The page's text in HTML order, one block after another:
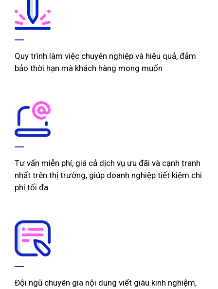
Quy trình làm việc chuyên nghiệp và hiệu quả, đảm
bảo thời hạn mà khách hàng mong muốn
Tư vấn miễn phí, giá cả dịch vụ ưu đãi và cạnh tranh
nhất trên thị trường, giúp doanh nghiệp tiết kiệm chi
phí tối đa.
Đội ngũ chuyên gia nội dung viết giàu kinh nghiệm,